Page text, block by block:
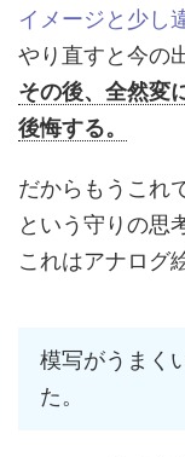
イメージと少し
やり直すと今の
その後、全然変
後悔する。
だからもうこれ
という守りの思
これはアナログ
模写がうまく
た。